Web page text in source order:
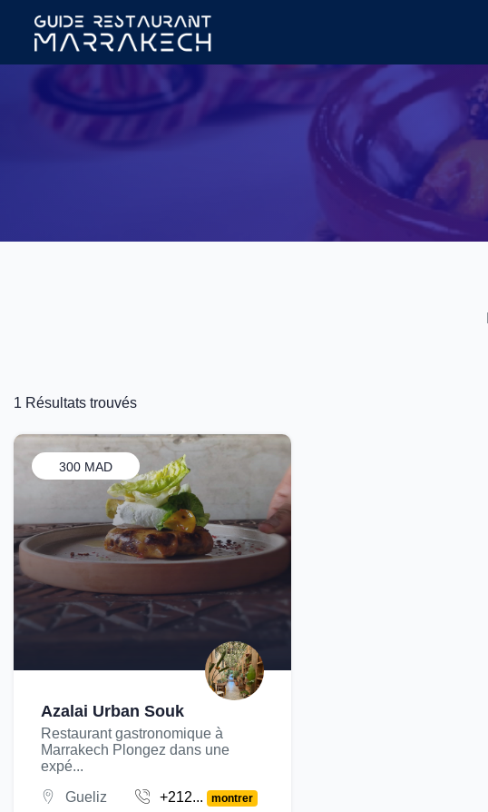
1 Résultats trouvés
300 MAD
Azalai Urban Souk
Restaurant gastronomique à
Marrakech Plongez dans une
expé...
Gueliz
+212... montrer